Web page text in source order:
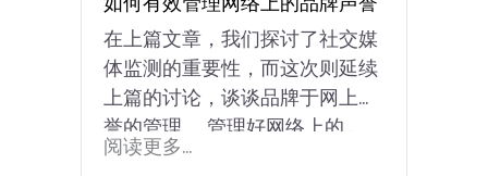
在上篇文章，我们探讨了社交媒
体监测的重要性，而这次则延续
上篇的讨论，谈谈品牌于网上声
誉的管理。 管理好网络上的...
阅读更多...